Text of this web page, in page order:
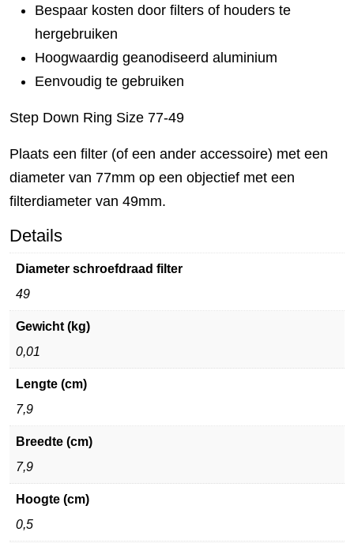
Bespaar kosten door filters of houders te
hergebruiken
Hoogwaardig geanodiseerd aluminium
Eenvoudig te gebruiken
Step Down Ring Size 77-49
Plaats een filter (of een ander accessoire) met een
diameter van 77mm op een objectief met een
filterdiameter van 49mm.
Details
Diameter schroefdraad filter
49
Gewicht (kg)
0,01
Lengte (cm)
7,9
Breedte (cm)
7,9
Hoogte (cm)
0,5